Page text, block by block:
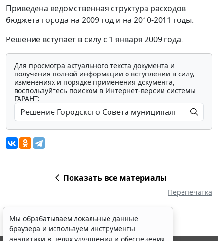
Приведена ведомственная структура расходов
бюджета города на 2009 год и на 2010-2011 годы.
Решение вступает в силу с 1 января 2009 года.
Для просмотра актуального текста документа и
получения полной информации о вступлении в силу,
изменениях и порядке применения документа,
воспользуйтесь поиском в Интернет-версии системы
ГАРАНТ:
Показать все материалы
Перепечатка
Мы обрабатываем локальные данные
браузера и используем инструменты
аналитики в целях улучшения и обеспечения